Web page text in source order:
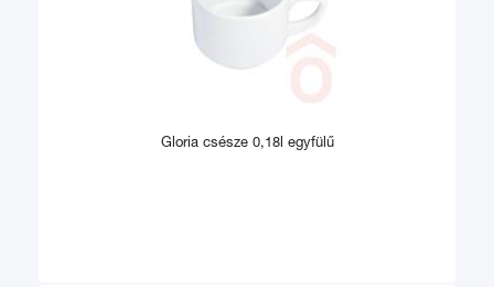
Gloria csésze 0,18l egyfülű